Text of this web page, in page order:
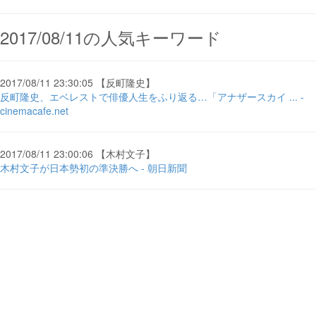
2017/08/11の人気キーワード
2017/08/11 23:30:05 【反町隆史】
反町隆史、エベレストで俳優人生をふり返る…「アナザースカイ ... -
cinemacafe.net
2017/08/11 23:00:06 【木村文子】
木村文子が日本勢初の準決勝へ - 朝日新聞